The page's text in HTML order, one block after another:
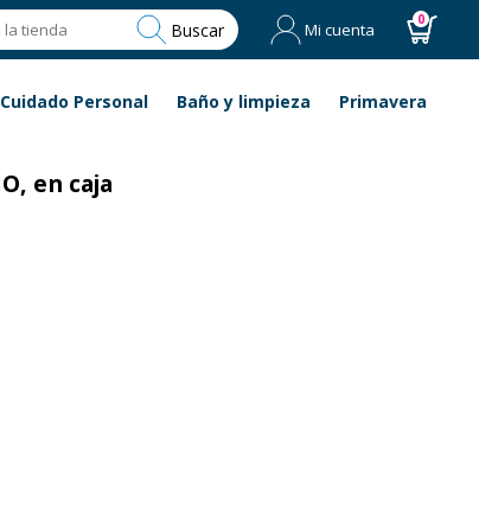
Buscar Mi cuenta 0
Cuidado Personal Baño y limpieza Primavera
en caja